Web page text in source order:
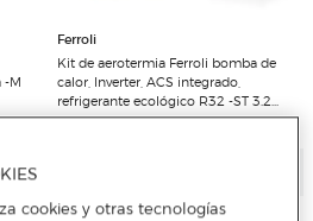
-M
Ferroli
Kit de aerotermia Ferroli bomba de
calor, Inverter, ACS integrado,
refrigerante ecológico R32 -ST 3.2
HI3 6
cookies y otras tecnologías